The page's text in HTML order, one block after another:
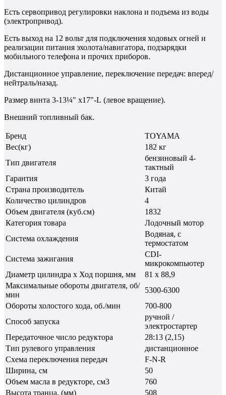
Есть сервопривод регулировки наклона и подъема из воды
(электропривод).
Есть выход на 12 вольт для подключения ходовых огней и
реализации питания эхолота/навигатора, подзарядки
мобильного телефона и прочих приборов.
Дистанционное управление, переключение передач: вперед/
нейтраль/назад.
Размер винта 3-13¼" x17"-L (левое вращение).
Внешний топливный бак.
Бренд
TOYAMA
Вес(кг)
182 кг
Тип двигателя
бензиновый 4-
тактный
Гарантия
3 года
Страна производитель
Китай
Количество цилиндров
4
Объем двигателя (куб.см)
1832
Категория товара
Лодочный мотор
Система охлаждения
Водяная, с
термостатом
Система зажигания
CDI-
микрокомпьютер
Диаметр цилиндра х Ход поршня, мм
81 х 88,9
Максимальные обороты двигателя, об/
мин
5300-6300
Обороты холостого хода, об./мин
700-800
Способ запуска
ручной /
электростартер
Передаточное число редуктора
28:13 (2,15)
Тип рулевого управления
дистанционное
Схема переключения передач
F-N-R
Ширина, см
50
Объем масла в редукторе, см3
760
Высота транца, (мм)
508